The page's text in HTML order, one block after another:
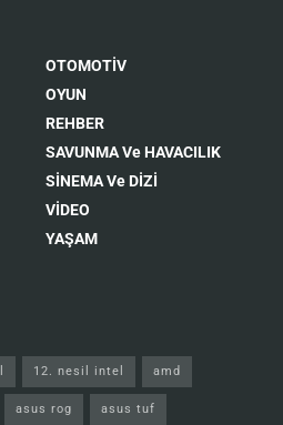
OTOMOTİV
OYUN
REHBER
SAVUNMA Ve HAVACILIK
SİNEMA Ve DİZİ
VİDEO
YAŞAM
12. nesil intel amd
asus rog asus tuf